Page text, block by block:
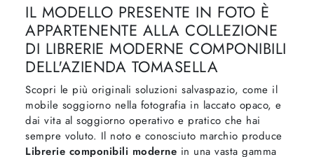
IL MODELLO PRESENTE IN FOTO È
APPARTENENTE ALLA COLLEZIONE
DI LIBRERIE MODERNE COMPONIBILI
DELL'AZIENDA TOMASELLA
Scopri le più originali soluzioni salvaspazio, come il
mobile soggiorno nella fotografia in laccato opaco, e
dai vita al soggiorno operativo e pratico che hai
sempre voluto. Il noto e conosciuto marchio produce
Librerie componibili moderne in una vasta gamma